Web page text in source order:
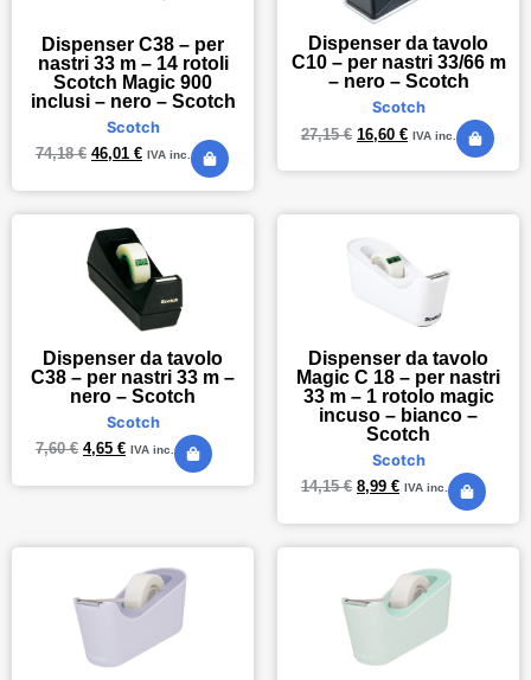
Dispenser C38 – per
nastri 33 m – 14 rotoli
Scotch Magic 900
inclusi – nero – Scotch
Scotch
74,18€ 46,01 € IVA inc.
Dispenser da tavolo
C10 – per nastri 33/66 m
– nero – Scotch
Scotch
27,15€ 16,60 € IVA inc.
Dispenser da tavolo
C38 – per nastri 33 m –
nero – Scotch
Scotch
7,60€ 4,65 € IVA inc.
Dispenser da tavolo
Magic C 18 – per nastri
33 m – 1 rotolo magic
incuso – bianco –
Scotch
Scotch
14,15€ 8,99 € IVA inc.